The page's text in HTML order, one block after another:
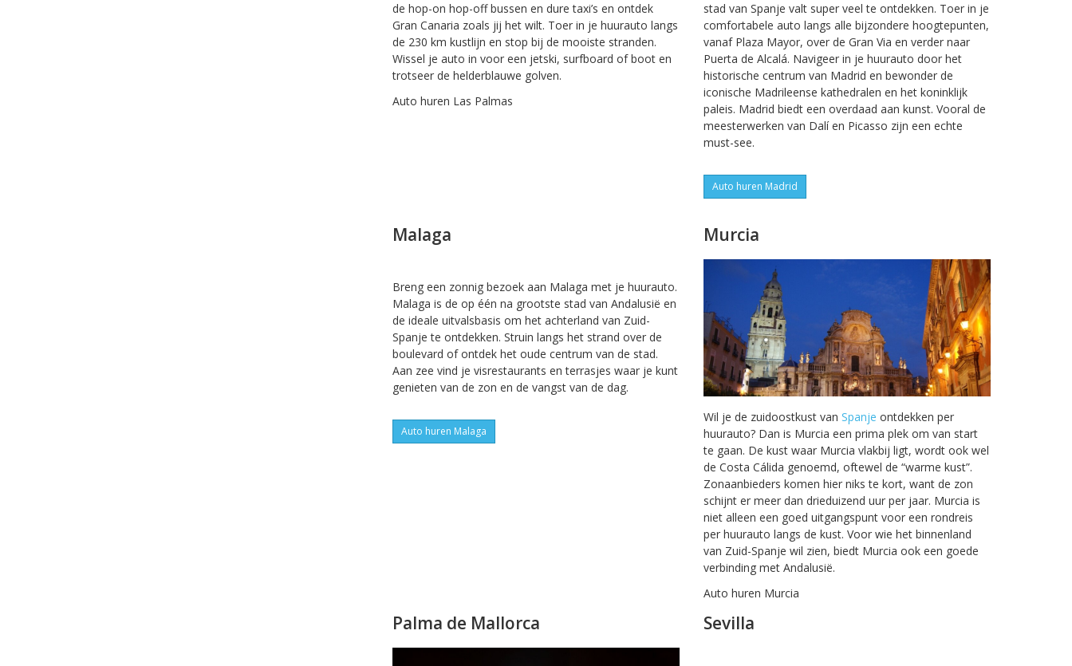
de hop-on hop-off bussen en dure taxi’s en ontdek
Gran Canaria zoals jij het wilt. Toer in je huurauto langs
de 230 km kustlijn en stop bij de mooiste stranden.
Wissel je auto in voor een jetski, surfboard of boot en
trotseer de helderblauwe golven.
Auto huren Las Palmas
stad van Spanje valt super veel te ontdekken. Toer in je
comfortabele auto langs alle bijzondere hoogtepunten,
vanaf Plaza Mayor, over de Gran Via en verder naar
Puerta de Alcalá. Navigeer in je huurauto door het
historische centrum van Madrid en bewonder de
iconische Madrileense kathedralen en het koninklijk
paleis. Madrid biedt een overdaad aan kunst. Vooral de
meesterwerken van Dalí en Picasso zijn een echte
must-see.
Auto huren Madrid
Malaga
Breng een zonnig bezoek aan Malaga met je huurauto.
Malaga is de op één na grootste stad van Andalusië en
de ideale uitvalsbasis om het achterland van Zuid-
Spanje te ontdekken. Struin langs het strand over de
boulevard of ontdek het oude centrum van de stad.
Aan zee vind je visrestaurants en terrasjes waar je kunt
genieten van de zon en de vangst van de dag.
Auto huren Malaga
Murcia
Wil je de zuidoostkust van Spanje ontdekken per
huurauto? Dan is Murcia een prima plek om van start
te gaan. De kust waar Murcia vlakbij ligt, wordt ook wel
de Costa Cálida genoemd, oftewel de “warme kust”.
Zonaanbieders komen hier niks te kort, want de zon
schijnt er meer dan drieduizend uur per jaar. Murcia is
niet alleen een goed uitgangspunt voor een rondreis
per huurauto langs de kust. Voor wie het binnenland
van Zuid-Spanje wil zien, biedt Murcia ook een goede
verbinding met Andalusië.
Auto huren Murcia
Palma de Mallorca Sevilla